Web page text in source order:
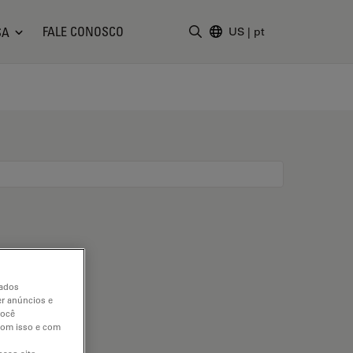
FALE CONOSCO US | pt
anúncios e
isso e com